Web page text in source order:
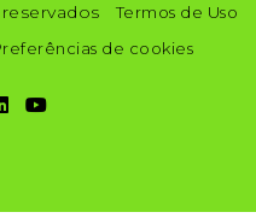
Termos de Uso
de cookies